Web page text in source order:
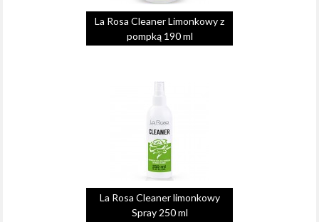
La Rosa Cleaner Limonkowy z
pompką 190 ml
La Rosa Cleaner limonkowy
Spray 250 ml